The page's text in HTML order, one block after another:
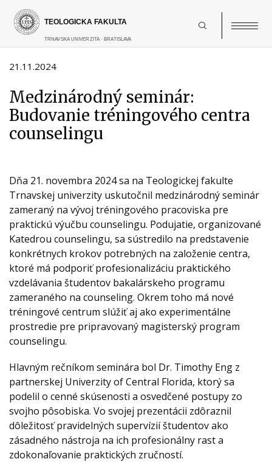
Skočiť
hlavný
obsah
21.11.2024
Medzinárodný seminár:
Budovanie tréningového centra
counselingu
Dňa 21. novembra 2024 sa na Teologickej fakulte
Trnavskej univerzity uskutočnil medzinárodný seminár
zameraný na vývoj tréningového pracoviska pre
praktickú výučbu counselingu. Podujatie, organizované
Katedrou counselingu, sa sústredilo na predstavenie
konkrétnych krokov potrebných na založenie centra,
ktoré má podporiť profesionalizáciu praktického
vzdelávania študentov bakalárskeho programu
zameraného na counseling. Okrem toho má nové
tréningové centrum slúžiť aj ako experimentálne
prostredie pre pripravovaný magisterský program
counselingu.
Hlavným rečníkom seminára bol Dr. Timothy Eng z
partnerskej Univerzity of Central Florida, ktorý sa
podelil o cenné skúsenosti a osvedčené postupy zo
svojho pôsobiska. Vo svojej prezentácii zdôraznil
dôležitosť pravidelných supervízií študentov ako
zásadného nástroja na ich profesionálny rast a
zdokonaľovanie praktických zručností.